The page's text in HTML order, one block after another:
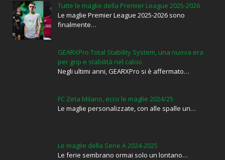
Tutte le maglie della Premier League 2025-2026
Le maglie Premier League 2025-2026 sono
finalmente…
GEARXPro Total Stability System, una nuova era
per grip e stabilità nel calcio
Negli ultimi anni, GEARXPro si è affermato…
FC Zeta Milano, ecco le maglie 2024/25
Le maglie personalizzate, con alle spalle un…
Le maglie della Serie A 2024-2025
Le ferie sembrano ormai solo un lontano…